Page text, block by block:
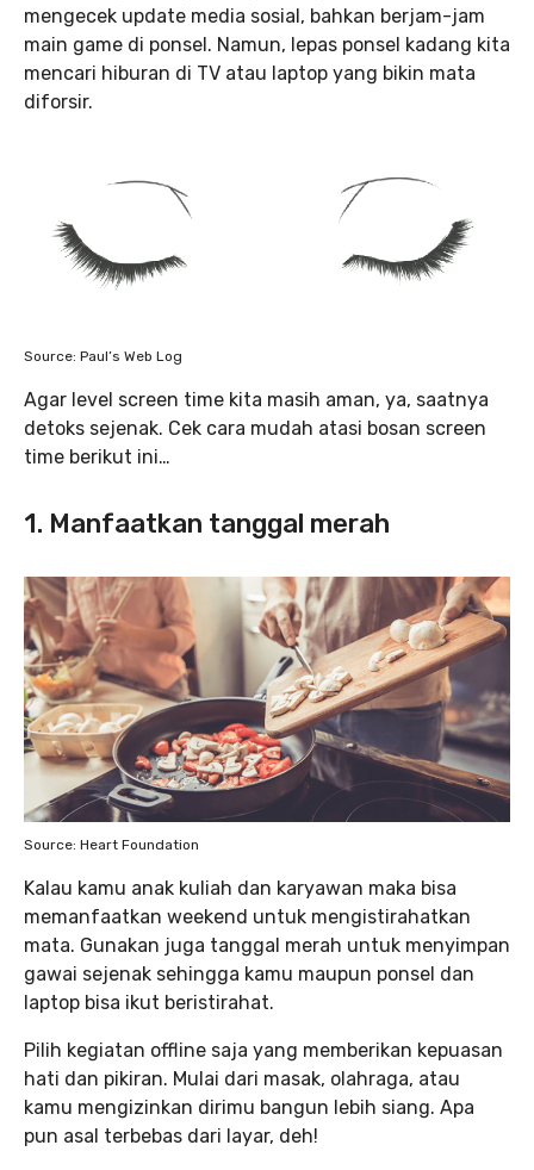
mengecek update media sosial, bahkan berjam-jam
main game di ponsel. Namun, lepas ponsel kadang kita
mencari hiburan di TV atau laptop yang bikin mata
diforsir.
Source: Paul’s Web Log
Agar level screen time kita masih aman, ya, saatnya
detoks sejenak. Cek cara mudah atasi bosan screen
time berikut ini…
1. Manfaatkan tanggal merah
Source: Heart Foundation
Kalau kamu anak kuliah dan karyawan maka bisa
memanfaatkan weekend untuk mengistirahatkan
mata. Gunakan juga tanggal merah untuk menyimpan
gawai sejenak sehingga kamu maupun ponsel dan
laptop bisa ikut beristirahat.
Pilih kegiatan offline saja yang memberikan kepuasan
hati dan pikiran. Mulai dari masak, olahraga, atau
kamu mengizinkan dirimu bangun lebih siang. Apa
pun asal terbebas dari layar, deh!